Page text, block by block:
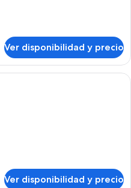
Ver disponibilidad y precio
Un dormitorio con cama, mesita de
Ver disponibilidad y precio